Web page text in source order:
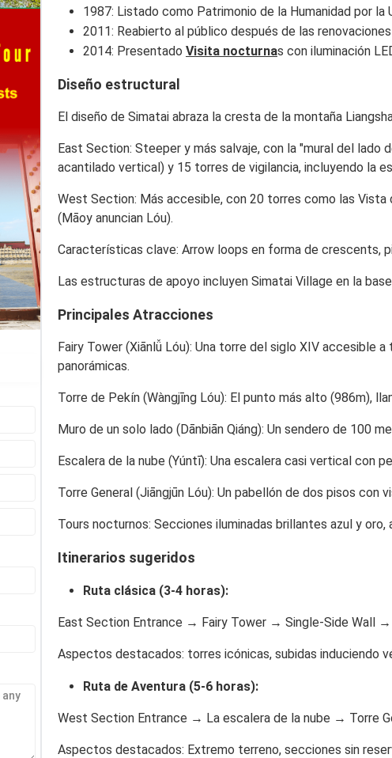
1987: Listado como Patrimonio de la Humanidad por la
2011: Reabierto al público después de las
2014: Presentado Visita nocturnas con iluminación
Diseño estructural
El diseño de Simatai abraza la cresta de la montaña
East Section: Steeper y más salvaje, con la "mural del lado
acantilado vertical) y 15 torres de vigilancia, incluyendo la
West Section: Más accesible, con 20 torres como las Vista
(Māoy anuncian Lóu).
Características clave: Arrow loops en forma de crescents,
Las estructuras de apoyo incluyen Simatai Village en la
Principales Atracciones
Fairy Tower (Xiānlǚ Lóu): Una torre del siglo XIV accesible
panorámicas.
Torre de Pekín (Wàngjīng Lóu): El punto más alto (986m),
Muro de un solo lado (Dānbiān Qiáng): Un sendero de 100
Escalera de la nube (Yúntī): Una escalera casi vertical con
Torre General (Jiāngjūn Lóu): Un pabellón de dos pisos con
Tours nocturnos: Secciones iluminadas brillantes azul y
Itinerarios sugeridos
Ruta clásica (3-4 horas):
East Section Entrance → Fairy Tower → Single-Side Wall
Aspectos destacados: torres icónicas, subidas induciendo
Ruta de Aventura (5-6 horas):
West Section Entrance → La escalera de la nube → Torre
Aspectos destacados: Extremo terreno, secciones sin